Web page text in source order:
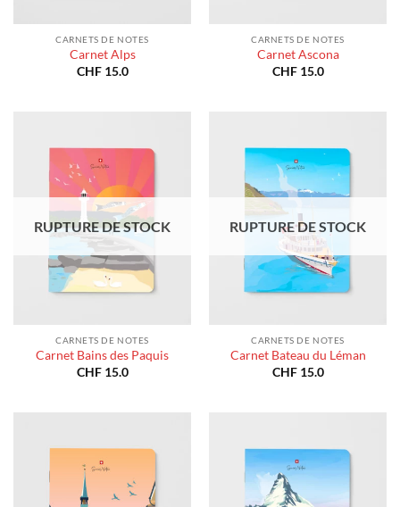
CARNETS DE NOTES
Carnet Alps
CHF15.0
CARNETS DE NOTES
Carnet Ascona
CHF15.0
RUPTURE DE STOCK
CARNETS DE NOTES
Carnet Bains des Paquis
CHF15.0
RUPTURE DE STOCK
CARNETS DE NOTES
Carnet Bateau du Léman
CHF15.0